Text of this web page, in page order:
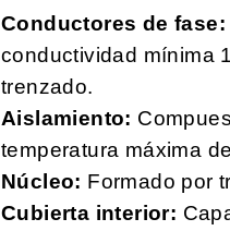
Conductores de fase:
conductividad mínima
trenzado.
Aislamiento:
temperatura máxima
Núcleo: Formado por
Cubierta interior: